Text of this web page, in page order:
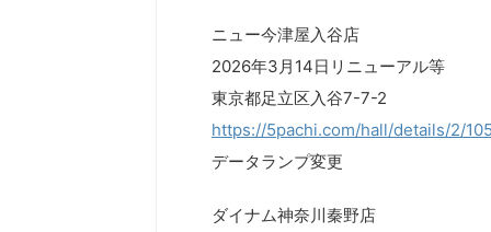
ニュー今津屋入谷店
2026年3月14日リニューアル等
東京都足立区入谷7-7-2
https://5pachi.com/hall/details/2/
データランプ変更
ダイナム神奈川秦野店